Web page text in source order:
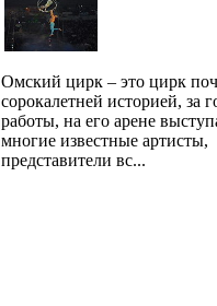
Омский цирк – это цирк
сорокалетней историей, за
работы, на его арене
многие известные артисты,
представители вс...